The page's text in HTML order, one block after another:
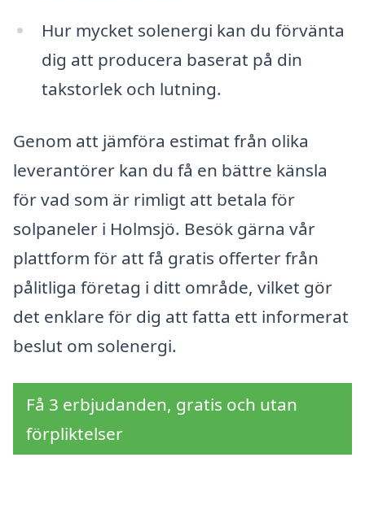
Hur mycket solenergi kan du förvänta
dig att producera baserat på din
takstorlek och lutning.
Genom att jämföra estimat från olika
leverantörer kan du få en bättre känsla
för vad som är rimligt att betala för
solpaneler i Holmsjö. Besök gärna vår
plattform för att få gratis offerter från
pålitliga företag i ditt område, vilket gör
det enklare för dig att fatta ett informerat
beslut om solenergi.
Få 3 erbjudanden, gratis och utan
förpliktelser